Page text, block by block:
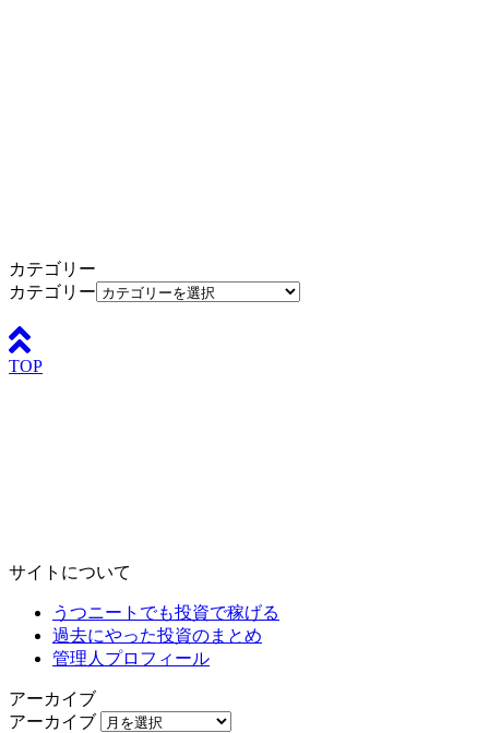
カテゴリー
カテゴリー
TOP
サイトについて
うつニートでも投資で稼げる
過去にやった投資のまとめ
管理人プロフィール
アーカイブ
アーカイブ